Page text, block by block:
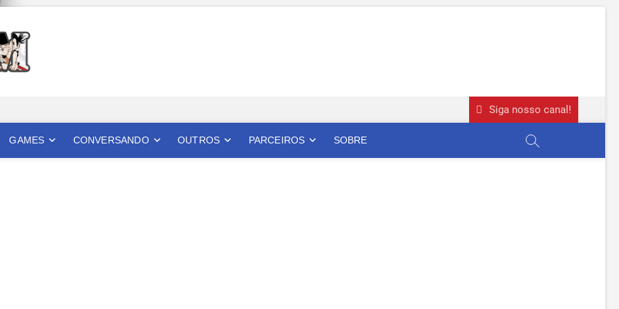
Siga nosso canal!
GAMES CONVERSANDO OUTROS PARCEIROS SOBRE